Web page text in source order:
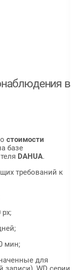
в
стоимости
базе
DAHUA.
требований к
мин;
для